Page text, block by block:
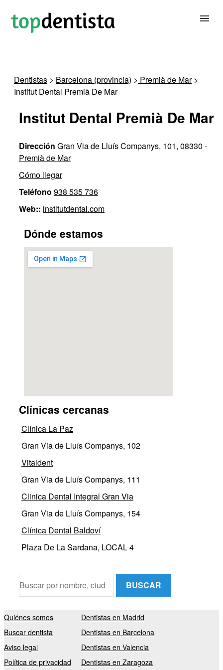
PARA CLÍNICAS DENTALES
CONTACTAR
Dentistas > Barcelona (provincia) > Premià de Mar>
Institut Dental Premià De Mar
Institut Dental Premià De Mar
Dirección Gran Via de Lluís Companys, 101, 08330 -
Premià de Mar
Cómo llegar
Teléfono 938 535 736
Web:: institutdental.com
Dónde estamos
Clínicas cercanas
Clínica La Paz
Gran Via de Lluís Companys, 102
Vitaldent
Gran Via de Lluís Companys, 111
Clinica Dental Integral Gran Via
Gran Via de Lluís Companys, 154
Clínica Dental Baldoví
Plaza De La Sardana, LOCAL 4
BUSCAR
Quiénes somos
Buscar dentista
Aviso legal
Política de privacidad
Dentistas en Madrid
Dentistas en Barcelona
Dentistas en Valencia
Dentistas en Zaragoza